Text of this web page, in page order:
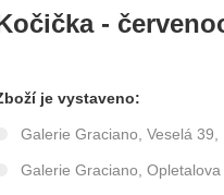
-
je vystaveno:
Galerie Graciano, Veselá 39,
Galerie Graciano,